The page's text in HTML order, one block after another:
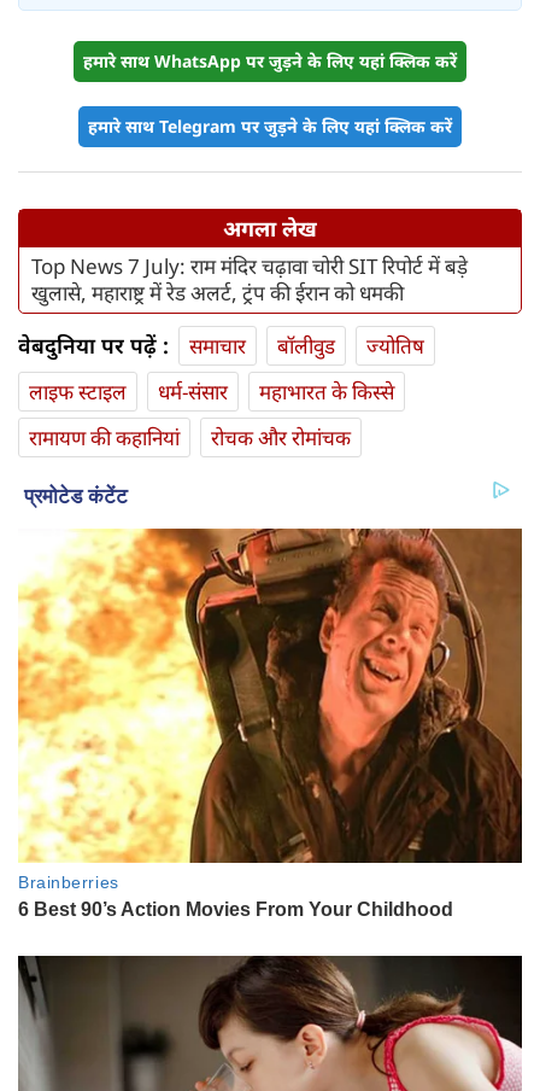
हमारे साथ WhatsApp पर जुड़ने के लिए यहां क्लिक करें
हमारे साथ Telegram पर जुड़ने के लिए यहां क्लिक करें
अगला लेख
Top News 7 July: राम मंदिर चढ़ावा चोरी SIT रिपोर्ट में बड़े
खुलासे, महाराष्ट्र में रेड अलर्ट, ट्रंप की ईरान को धमकी
वेबदुनिया पर पढ़ें : समाचार बॉलीवुड
ज्योतिष
लाइफ स्‍टाइल
धर्म-संसार
महाभारत के किस्से
रामायण की कहानियां
रोचक और रोमांचक